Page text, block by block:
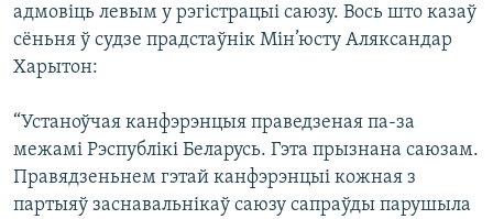
адмовіць левым у рэгістрацыі саюзу. Вось што казаў
сёньня ў судзе прадстаўнік Мін’юсту Аляксандар
Харытон:
“Устаноўчая канфэрэнцыя праведзеная па-за
межамі Рэспублікі Беларусь. Гэта прызнана саюзам.
Правядзеньнем гэтай канфэрэнцыі кожная з
партыяў заснавальнікаў саюзу сапраўды парушыла